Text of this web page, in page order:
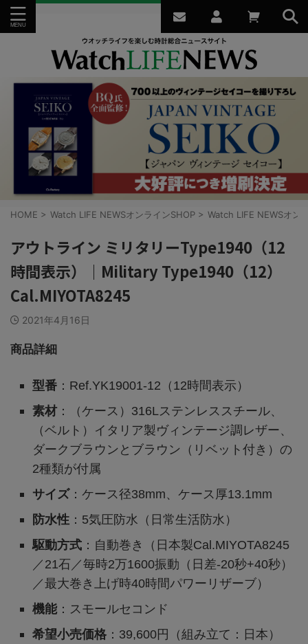
HOME > Watch LIFE NEWSオンラインSHOP > Watch LIFE NEWSオン
アウトライン ミリタリーType1940（12
時間表示）｜Military Type1940（12）
Cal.MIYOTA8245
2021年4月16日
商品詳細
型番 ：Ref.YK19001-12（12時間表示）
素材 ：（ケース）316Lステンレススチール、
（ベルト）イタリア製ヴィンテージ調レザー、
ダークブラウンとブラウン（リベット付き）の
2種類が付属
サイズ：ケース径38mm、ケース厚13.1mm
防水性 ：5気圧防水（日常生活防水）
駆動方式 ：自動巻き（日本製Cal.MIYOTA8245
／21石／毎時2万1600振動（日差-20秒+40秒）
／最大巻き上げ時40時間パワーリザーブ）
機能：スモールセコンド
希望小売価格 ：39,600円（組み立て：日本）